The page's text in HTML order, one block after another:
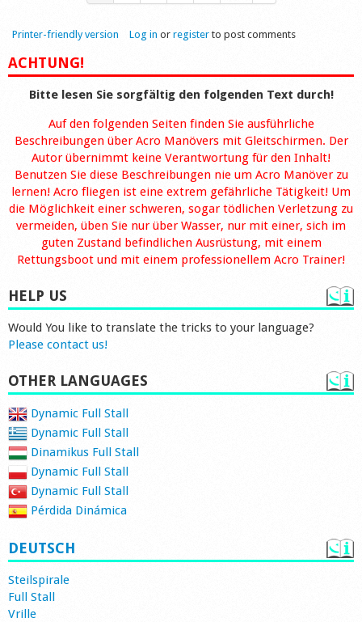
Printer-friendly version Log in or register to post comments
ACHTUNG!
Bitte lesen Sie sorgfältig den folgenden Text durch!
Auf den folgenden Seiten finden Sie ausführliche
Beschreibungen über Acro Manövers mit Gleitschirmen. Der
Autor übernimmt keine Verantwortung für den Inhalt!
Benutzen Sie diese Beschreibungen nie um Acro Manöver zu
lernen! Acro fliegen ist eine extrem gefährliche Tätigkeit! Um
die Möglichkeit einer schweren, sogar tödlichen Verletzung zu
vermeiden, üben Sie nur über Wasser, nur mit einer, sich im
guten Zustand befindlichen Ausrüstung, mit einem
Rettungsboot und mit einem professionellem Acro Trainer!
HELP US
Would You like to translate the tricks to your language?
Please contact us!
OTHER LANGUAGES
Dynamic Full Stall
Dynamic Full Stall
Dinamikus Full Stall
Dynamic Full Stall
Dynamic Full Stall
Pérdida Dinámica
DEUTSCH
Steilspirale
Full Stall
Vrille